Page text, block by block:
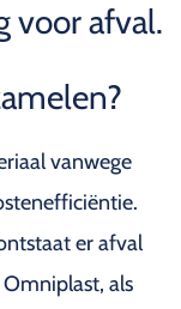
voor afval.
vanwege
er afval
als